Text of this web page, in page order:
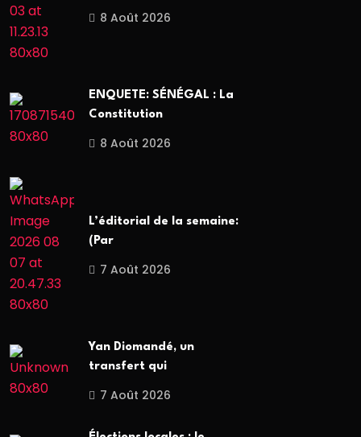
8 Août 2026
ENQUETE: SÉNÉGAL : La
Constitution
8 Août 2026
L’éditorial de la semaine:
(Par
7 Août 2026
Yan Diomandé, un
transfert qui
7 Août 2026